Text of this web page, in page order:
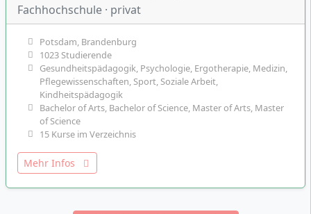
Fachhochschule · privat
Potsdam, Brandenburg
1023 Studierende
Gesundheitspädagogik, Psychologie, Ergotherapie, Medizin,
Pflegewissenschaften, Sport, Soziale Arbeit,
Kindheitspädagogik
Bachelor of Arts, Bachelor of Science, Master of Arts, Master
of Science
15 Kurse im Verzeichnis
Mehr Infos